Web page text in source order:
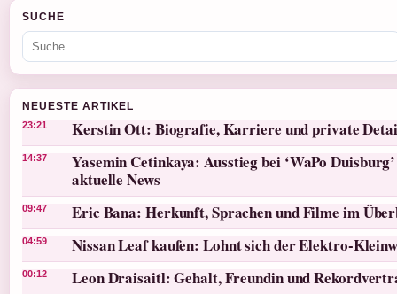
SUCHE
NEUESTE ARTIKEL
23:21 Kerstin Ott: Biografie, Karriere und private
14:37
Yasemin Cetinkaya: Ausstieg bei ‘WaPo
aktuelle News
09:47 Eric Bana: Herkunft, Sprachen und Filme im
04:59 Nissan Leaf kaufen: Lohnt sich der Elektro-
00:12 Leon Draisaitl: Gehalt, Freundin und